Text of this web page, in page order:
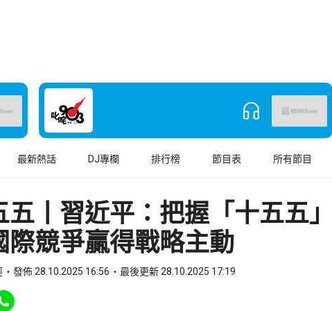
最新熱話 DJ專欄 排行榜 節目表 所有節目
五丨習近平：把握「十五五
際競爭贏得戰略主動
發佈 28.10.2025 16:56 最後更新 28.10.2025 17:19
to WhatsApp